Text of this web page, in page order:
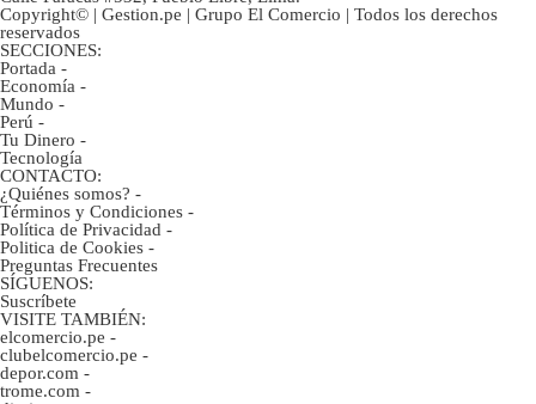
Copyright© | Gestion.pe | Grupo El Comercio | Todos los derechos
reservados
SECCIONES:
Portada -
Economía -
Mundo -
Perú -
Tu Dinero -
Tecnología
CONTACTO:
¿Quiénes somos? -
Términos y Condiciones -
Política de Privacidad -
Politica de Cookies -
Preguntas Frecuentes
SÍGUENOS:
Suscríbete
VISITE TAMBIÉN:
elcomercio.pe -
clubelcomercio.pe -
depor.com -
trome.com -